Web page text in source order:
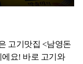
고기맛집 <남영돈
요! 바로 고기와